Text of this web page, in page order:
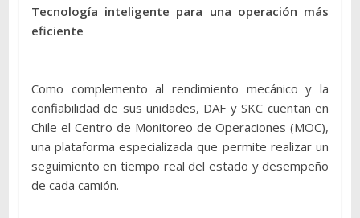
Tecnología inteligente para una operación más
eficiente
Como complemento al rendimiento mecánico y la
confiabilidad de sus unidades, DAF y SKC cuentan en
Chile el Centro de Monitoreo de Operaciones (MOC),
una plataforma especializada que permite realizar un
seguimiento en tiempo real del estado y desempeño
de cada camión.